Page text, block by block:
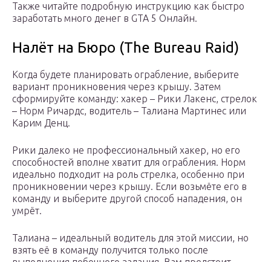
Также читайте подробную инструкцию как быстро
заработать много денег в GTA 5 Онлайн.
Налёт на Бюро (The Bureau Raid)
Когда будете планировать ограбление, выберите
вариант проникновения через крышу. Затем
сформируйте команду: хакер – Рики Лакенс, стрелок
– Норм Ричардс, водитель – Талиана Мартинес или
Карим Денц.
Рики далеко не профессиональный хакер, но его
способностей вполне хватит для ограбления. Норм
идеально подходит на роль стрелка, особенно при
проникновении через крышу. Если возьмёте его в
команду и выберите другой способ нападения, он
умрёт.
Талиана – идеальный водитель для этой миссии, но
взять её в команду получится только после